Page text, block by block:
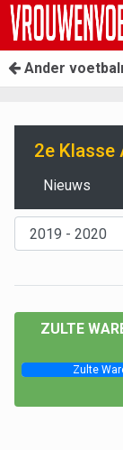
Ander
2e Klasse
Nieuws
ZULTE
Zulte